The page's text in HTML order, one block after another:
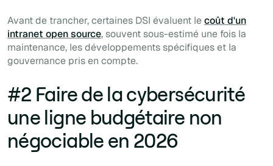
Avant de trancher, certaines DSI évaluent lecoût d'un
intranet open source, souvent sous-estimé une fois la
maintenance, les développements spécifiques et la
gouvernance pris en compte.
#2 Faire de la cybersécurité
une ligne budgétaire non
négociable en 2026